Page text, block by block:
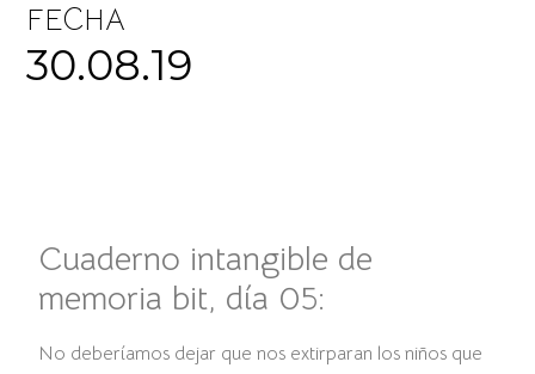
FECHA
30.08.19
Cuaderno intangible de
memoria bit, día 05:
No deberíamos dejar que nos extirparan los niños que